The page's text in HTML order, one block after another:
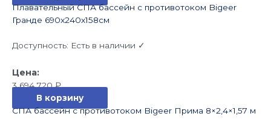
Плавательный СПА бассейн с противотоком Bigeer
Гранде 690x240x158см
Доступность: Есть в наличии ✓
3 694 720₽
В корзину
СПА бассейн с противотоком Bigeer Прима 8×2,4×1,57 м